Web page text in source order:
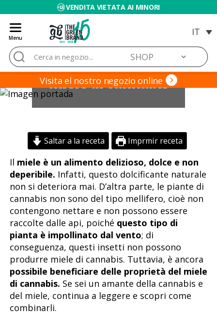
VENDITA VIETATA AI MINORI
Menu
Blog
de
Grow
Barato
Cerca:
Visita el nostro negozio online
Miele di cannabis
Saltar a la receta Imprmir receta
Il miele è un alimento delizioso, dolce e non
deperibile. Infatti, questo dolcificante naturale
non si deteriora mai. D’altra parte, le piante di
cannabis non sono del tipo mellifero, cioè non
contengono nettare e non possono essere
raccolte dalle api, poiché questo tipo di
pianta è impollinato dal vento; di
conseguenza, questi insetti non possono
produrre miele di cannabis. Tuttavia, è ancora
possibile beneficiare delle proprietà del miele
di cannabis. Se sei un amante della cannabis e
del miele, continua a leggere e scopri come
combinarli.